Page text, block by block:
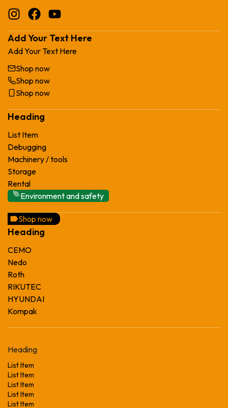
Add Your Text Here
Add Your Text Here
Shop now
Shop now
Shop now
Heading
List Item
Debugging
Machinery / tools
Storage
Rental
Environment and safety
Shop now
Heading
CEMO
Nedo
Roth
RIKUTEC
HYUNDAI
Kompak
Heading
List Item
List Item
List Item
List Item
List Item